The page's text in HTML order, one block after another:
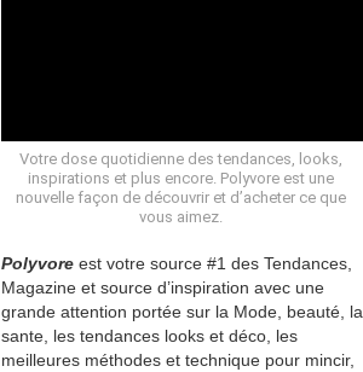
Votre dose quotidienne des tendances, looks,
inspirations et plus encore. Polyvore est une
nouvelle façon de découvrir et d’acheter ce que
vous aimez.
Polyvore est votre source #1 des Tendances,
Magazine et source d’inspiration avec une
grande attention portée sur la Mode, beauté, la
sante, les tendances looks et déco, les
meilleures méthodes et technique pour mincir,